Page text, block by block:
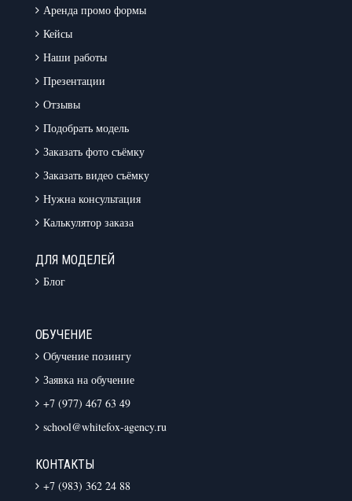
Аренда промо формы
Кейсы
Наши работы
Презентации
Отзывы
Подобрать модель
Заказать фото съёмку
Заказать видео съёмку
Нужна консультация
Калькулятор заказа
ДЛЯ МОДЕЛЕЙ
Блог
ОБУЧЕНИЕ
Обучение позингу
Заявка на обучение
+7 (977) 467 63 49
school@whitefox-agency.ru
КОНТАКТЫ
+7 (983) 362 24 88